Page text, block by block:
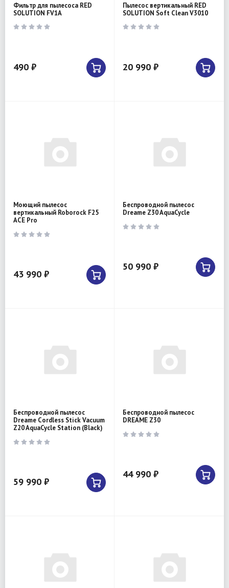
Фильтр для пылесоса RED
SOLUTION FV1A
490 ₽
Пылесос вертикальный RED
SOLUTION Soft Clean V3010
20 990 ₽
Моющий пылесос
вертикальный Roborock F25
ACE Pro
43 990 ₽
Беспроводной пылесос
Dreame Z30 AquaCycle
50 990 ₽
Беспроводной пылесос
Dreame Cordless Stick Vacuum
Z20 AquaCycle Station (Black)
59 990 ₽
Беспроводной пылесос
DREAME Z30
44 990 ₽